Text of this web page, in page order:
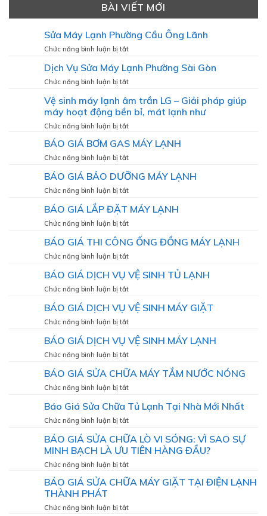
BÀI VIẾT MỚI
Sửa Máy Lạnh Phường Cầu Ông Lãnh
Chức năng bình luận bị tắtở
Máy
Lạnh
Cầu
Ông
Lãnh
Dịch Vụ Sửa Máy Lạnh Phường Sài Gòn
Chức năng bình luận bị tắtở
Vụ
Sửa
Phường
Gòn
Vệ sinh máy lạnh âm trần LG – Giải pháp giúp
máy hoạt động bền bỉ, mát lạnh như
Chức năng bình luận bị tắtở
sinh
máy
âm
–
pháp
giúp
máy
hoạt
động
bền
bỉ,
lạnh
BÁO GIÁ BƠM GAS MÁY LẠNH
Chức năng bình luận bị tắtở
GIÁ
BƠM
MÁY
BÁO GIÁ BẢO DƯỠNG MÁY LẠNH
Chức năng bình luận bị tắtở
GIÁ
BẢO
MÁY
BÁO GIÁ LẮP ĐẶT MÁY LẠNH
Chức năng bình luận bị tắtở
GIÁ
LẮP
MÁY
LẠNH
BÁO GIÁ THI CÔNG ỐNG ĐỒNG MÁY LẠNH
Chức năng bình luận bị tắtở
GIÁ
THI
ỐNG
ĐỒNG
MÁY
LẠNH
BÁO GIÁ DỊCH VỤ VỆ SINH TỦ LẠNH
Chức năng bình luận bị tắtở
GIÁ
DỊCH
VỆ
SINH
TỦ
LẠNH
BÁO GIÁ DỊCH VỤ VỆ SINH MÁY GIẶT
Chức năng bình luận bị tắtở
GIÁ
DỊCH
VỆ
MÁY
GIẶT
BÁO GIÁ DỊCH VỤ VỆ SINH MÁY LẠNH
Chức năng bình luận bị tắtở
GIÁ
DỊCH
VỆ
MÁY
LẠNH
BÁO GIÁ SỬA CHỮA MÁY TẮM NƯỚC NÓNG
Chức năng bình luận bị tắtở
GIÁ
SỬA
MÁY
TẮM
NÓNG
Báo Giá Sửa Chữa Tủ Lạnh Tại Nhà Mới Nhất
Chức năng bình luận bị tắtở
Giá
Sửa
Lạnh
Mới
BÁO GIÁ SỬA CHỮA LÒ VI SÓNG: VÌ SAO SỰ
MINH BẠCH LÀ ƯU TIÊN HÀNG ĐẦU?
Chức năng bình luận bị tắtở
GIÁ
CHỮA
BÁO GIÁ SỬA CHỮA MÁY GIẶT TẠI ĐIỆN LẠNH
THÀNH PHÁT
Chức năng bình luận bị tắtở